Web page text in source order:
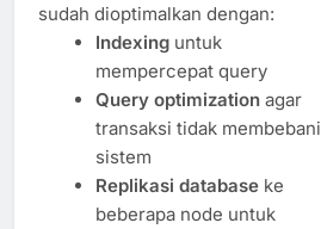
sudah dioptimalkan dengan:
Indexinguntuk
mempercepat query
Query optimizationagar
transaksi tidak membebani
sistem
Replikasi databaseke
beberapa node untuk